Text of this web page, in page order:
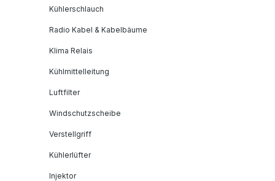
Kühlerschlauch
Radio Kabel & Kabelbäume
Klima Relais
Kühlmittelleitung
Luftfilter
Windschutzscheibe
Verstellgriff
Kühlerlüfter
Injektor